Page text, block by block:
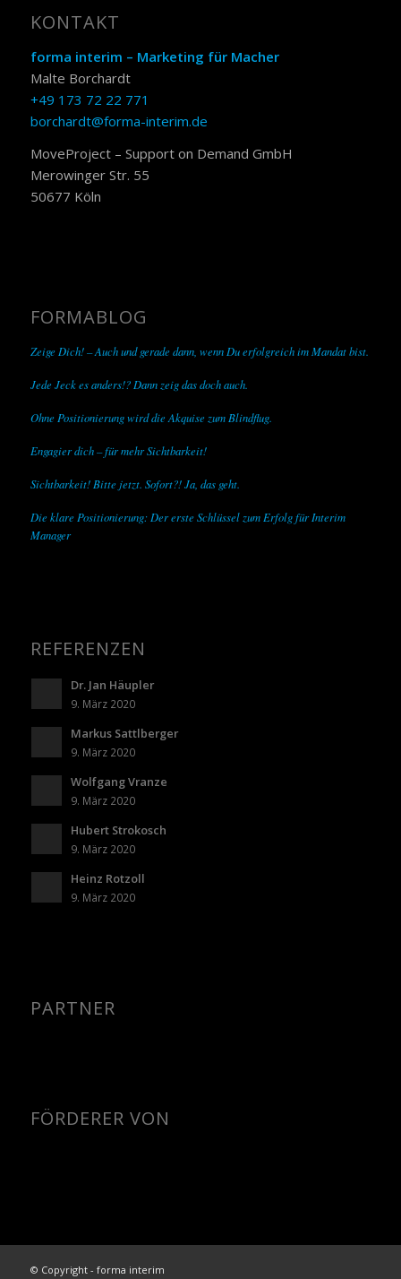
KONTAKT
forma interim – Marketing für Macher
Malte Borchardt
+49 173 72 22 771
borchardt@forma-interim.de
MoveProject – Support on Demand GmbH
Merowinger Str. 55
50677 Köln
FORMABLOG
Zeige Dich! – Auch und gerade dann, wenn Du erfolgreich im Mandat bist.
Jede Jeck es anders!? Dann zeig das doch auch.
Ohne Positionierung wird die Akquise zum Blindflug.
Engagier dich – für mehr Sichtbarkeit!
Sichtbarkeit! Bitte jetzt. Sofort?! Ja, das geht.
Die klare Positionierung: Der erste Schlüssel zum Erfolg für Interim
Manager
REFERENZEN
Dr. Jan Häupler
9. März 2020
Markus Sattlberger
9. März 2020
Wolfgang Vranze
9. März 2020
Hubert Strokosch
9. März 2020
Heinz Rotzoll
9. März 2020
PARTNER
FÖRDERER VON
© Copyright - forma interim